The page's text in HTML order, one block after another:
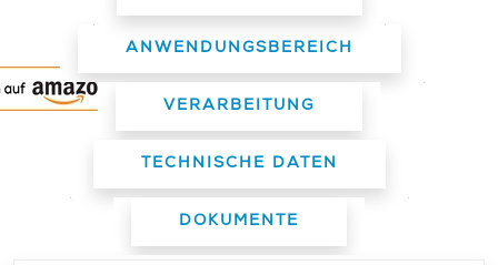
ANWENDUNGSBEREICH
VERARBEITUNG
TECHNISCHE DATEN
DOKUMENTE